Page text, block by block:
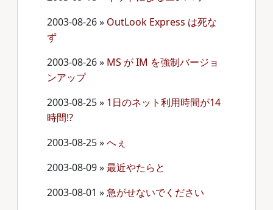
2003-08-26» OutLook Express は死な
ず
2003-08-26» MS が IM を強制バージョ
ンアップ
2003-08-25» 1日のネット利用時間が14
時間!?
2003-08-25»へぇ
2003-08-09»最近やたらと
2003-08-01 »急がせないでください